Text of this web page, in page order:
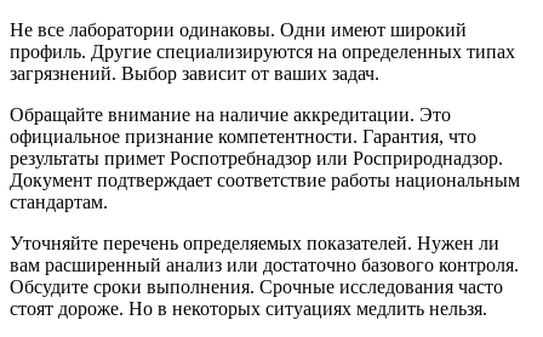
Не все лаборатории одинаковы. Одни имеют широкий
профиль. Другие специализируются на определенных типах
загрязнений. Выбор зависит от ваших задач.
Обращайте внимание на наличие аккредитации. Это
официальное признание компетентности. Гарантия, что
результаты примет Роспотребнадзор или Росприроднадзор.
Документ подтверждает соответствие работы национальным
стандартам.
Уточняйте перечень определяемых показателей. Нужен ли
вам расширенный анализ или достаточно базового контроля.
Обсудите сроки выполнения. Срочные исследования часто
стоят дороже. Но в некоторых ситуациях медлить нельзя.